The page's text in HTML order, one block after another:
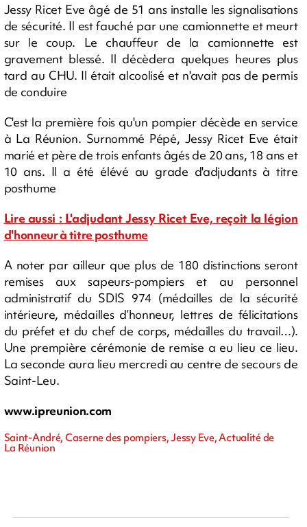
Jessy Ricet Eve âgé de 51 ans installe les signalisations
de sécurité. Il est fauché par une camionnette et meurt
sur le coup. Le chauffeur de la camionnette est
gravement blessé. Il décèdera quelques heures plus
tard au CHU. Il était alcoolisé et n'avait pas de permis
de conduire
C'est la première fois qu'un pompier décède en service
à La Réunion. Surnommé Pépé, Jessy Ricet Eve était
marié et père de trois enfants âgés de 20 ans, 18 ans et
10 ans. Il a été élévé au grade d'adjudants à titre
posthume
Lire aussi : L'adjudant Jessy Ricet Eve, reçoit la légion
d'honneur à titre posthume
A noter par ailleur que plus de 180 distinctions seront
remises aux sapeurs-pompiers et au personnel
administratif du SDIS 974 (médailles de la sécurité
intérieure, médailles d’honneur, lettres de félicitations
du préfet et du chef de corps, médailles du travail…).
Une prempière cérémonie de remise a eu lieu ce lieu.
La seconde aura lieu mercredi au centre de secours de
Saint-Leu.
www.ipreunion.com
Saint-André, Caserne des pompiers, Jessy Eve, Actualité de
La Réunion